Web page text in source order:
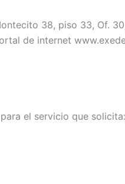
38, piso 33, Of.
de internet
el servicio que solicita: